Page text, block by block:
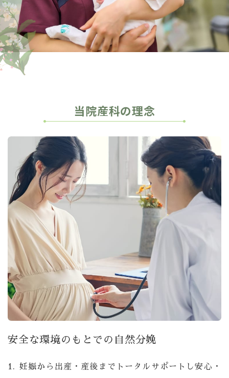
当院産科の理念
安全な環境のもとでの自然分娩
妊娠から出産・産後までトータルサポートし安心・